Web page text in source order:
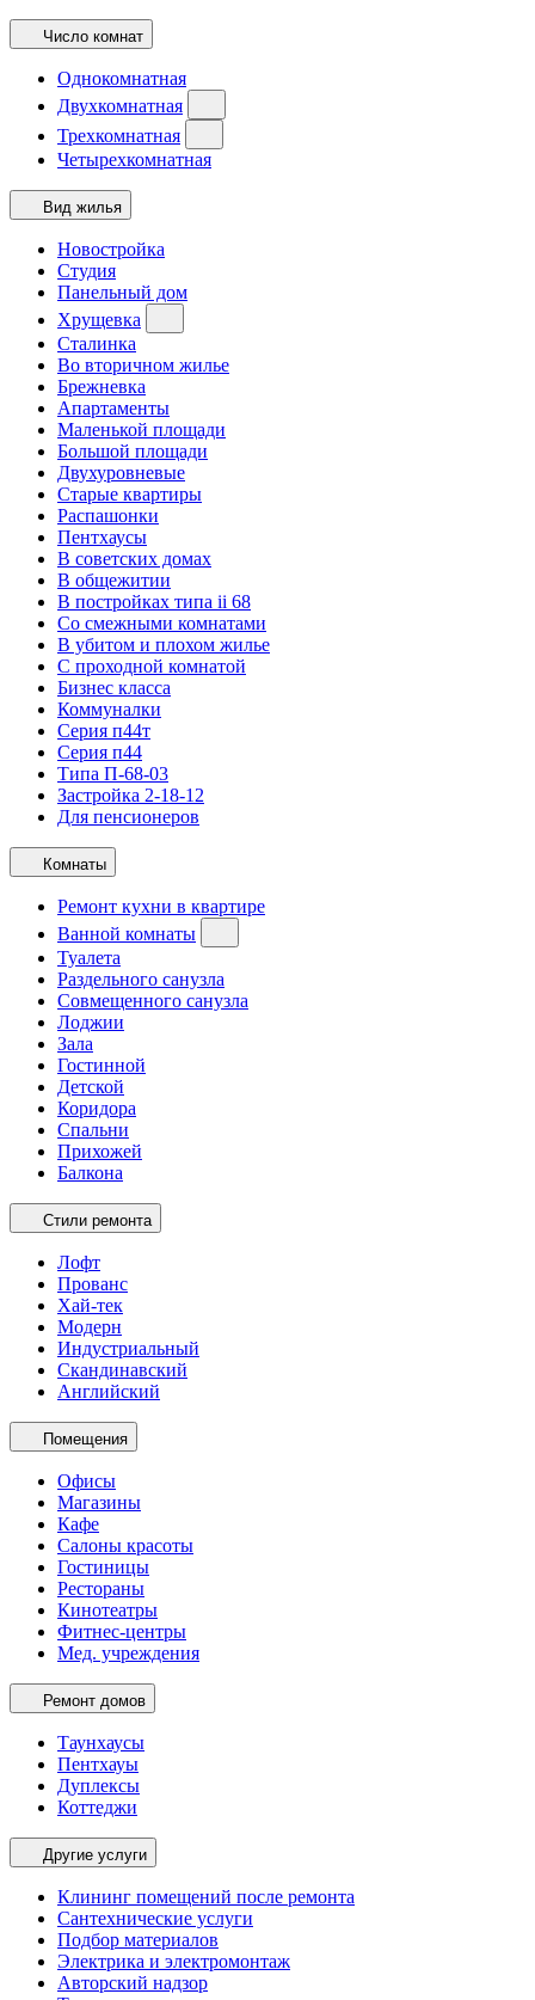
Число комнат
Однокомнатная
Двухкомнатная
Трехкомнатная
Четырехкомнатная
Вид жилья
Новостройка
Студия
Панельный дом
Хрущевка
Сталинка
Во вторичном жилье
Брежневка
Апартаменты
Маленькой площади
Большой площади
Двухуровневые
Старые квартиры
Распашонки
Пентхаусы
В советских домах
В общежитии
В постройках типа ii 68
Со смежными комнатами
В убитом и плохом жилье
С проходной комнатой
Бизнес класса
Коммуналки
Серия п44т
Серия п44
Типа П-68-03
Застройка 2-18-12
Для пенсионеров
Комнаты
Ремонт кухни в квартире
Ванной комнаты
Туалета
Раздельного санузла
Совмещенного санузла
Лоджии
Зала
Гостинной
Детской
Коридора
Спальни
Прихожей
Балкона
Стили ремонта
Лофт
Прованс
Хай-тек
Модерн
Индустриальный
Скандинавский
Английский
Помещения
Офисы
Магазины
Кафе
Салоны красоты
Гостиницы
Рестораны
Кинотеатры
Фитнес-центры
Мед. учреждения
Ремонт домов
Таунхаусы
Пентхауы
Дуплексы
Коттеджи
Другие услуги
Клининг помещений после ремонта
Сантехнические услуги
Подбор материалов
Электрика и электромонтаж
Авторский надзор